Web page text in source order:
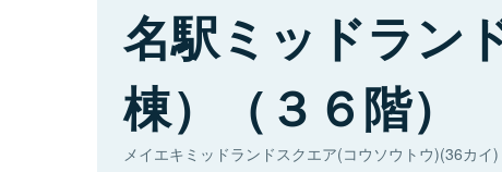
名駅ミッドラン
棟）（３６階）
メイエキミッドランドスクエア(コウソウトウ)(36カイ)